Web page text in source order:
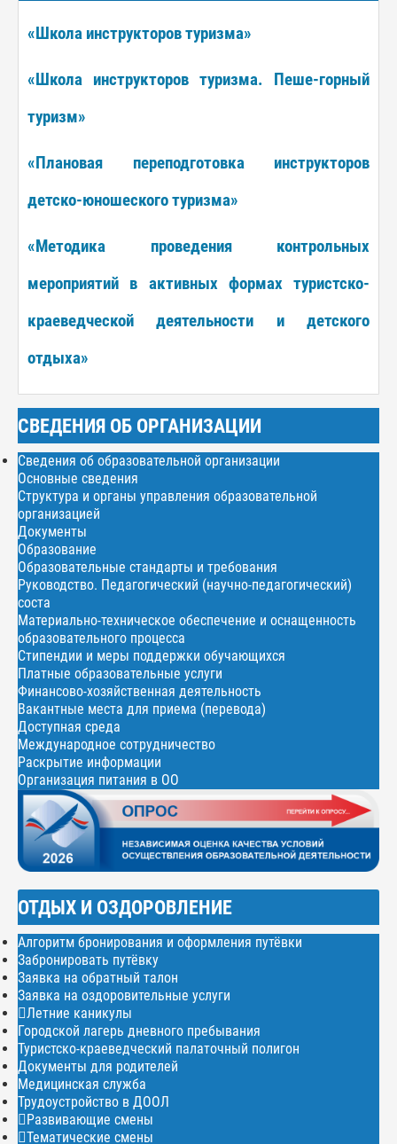
«Школа инструкторов туризма»
«Школа инструкторов туризма. Пеше-горный
туризм»
«Плановая переподготовка инструкторов
детско-юношеского туризма»
«Методика проведения контрольных
мероприятий в активных формах туристско-
краеведческой деятельности и детского
отдыха»
СВЕДЕНИЯ ОБ ОРГАНИЗАЦИИ
Сведения об образовательной организации
Основные сведения
Структура и органы управления образовательной
организацией
Документы
Образование
Образовательные стандарты и требования
Руководство. Педагогический (научно-педагогический)
соста
Материально-техническое обеспечение и оснащенность
образовательного процесса
Стипендии и меры поддержки обучающихся
Платные образовательные услуги
Финансово-хозяйственная деятельность
Вакантные места для приема (перевода)
Доступная среда
Международное сотрудничество
Раскрытие информации
Организация питания в ОО
ОТДЫХ И ОЗДОРОВЛЕНИЕ
Алгоритм бронирования и оформления путёвки
Забронировать путёвку
Заявка на обратный талон
Заявка на оздоровительные услуги
Летние каникулы
Городской лагерь дневного пребывания
Туристско-краеведческий палаточный полигон
Документы для родителей
Медицинская служба
Трудоустройство в ДООЛ
Развивающие смены
Тематические смены